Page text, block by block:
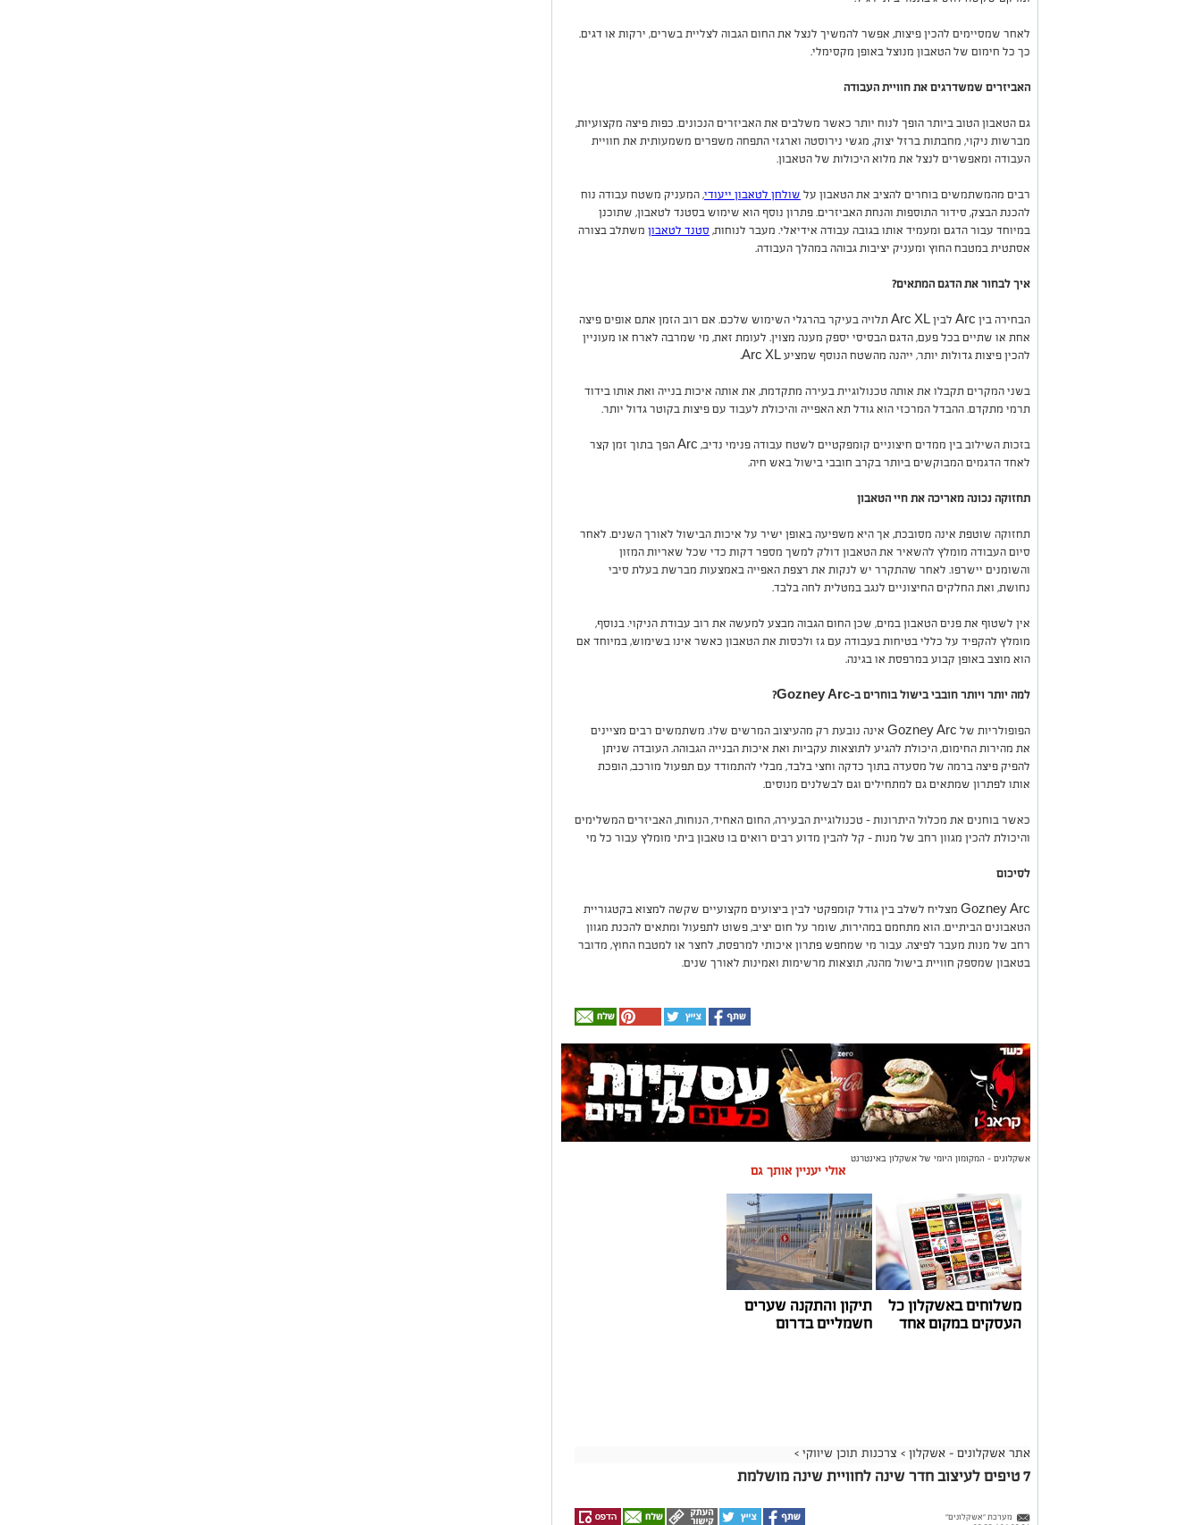
לאחר שמסיימים להכין פיצות, אפשר להמשיך לנצל את החום הגבוה לצליית בשרים, ירקות או דגים.
כך כל חימום של הטאבון מנוצל באופן מקסימלי.
האביזרים שמשדרגים את חוויית העבודה
גם הטאבון הטוב ביותר הופך לנוח יותר כאשר משלבים את האביזרים הנכונים. כפות פיצה מקצועיות,
מברשות ניקוי, מחבתות ברזל יצוק, מגשי נירוסטה וארגזי התפחה משפרים משמעותית את חוויית
העבודה ומאפשרים לנצל את מלוא היכולות של הטאבון.
רבים מהמשתמשים בוחרים להציב את הטאבון על שולחן לטאבון ייעודי, המעניק משטח עבודה נוח
להכנת הבצק, סידור התוספות והנחת האביזרים. פתרון נוסף הוא שימוש בסטנד לטאבון, שתוכנן
במיוחד עבור הדגם ומעמיד אותו בגובה עבודה אידיאלי. מעבר לנוחות, סטנד לטאבון משתלב בצורה
אסתטית במטבח החוץ ומעניק יציבות גבוהה במהלך העבודה.
איך לבחור את הדגם המתאים?
הבחירה בין Arc לבין Arc XL תלויה בעיקר בהרגלי השימוש שלכם. אם רוב הזמן אתם אופים פיצה
אחת או שתיים בכל פעם, הדגם הבסיסי יספק מענה מצוין. לעומת זאת, מי שמרבה לארח או מעוניין
להכין פיצות גדולות יותר, ייהנה מהשטח הנוסף שמציע Arc XL.
בשני המקרים תקבלו את אותה טכנולוגיית בעירה מתקדמת, את אותה איכות בנייה ואת אותו בידוד
תרמי מתקדם. ההבדל המרכזי הוא גודל תא האפייה והיכולת לעבוד עם פיצות בקוטר גדול יותר.
בזכות השילוב בין ממדים חיצוניים קומפקטיים לשטח עבודה פנימי נדיב, Arc הפך בתוך זמן קצר
לאחד הדגמים המבוקשים ביותר בקרב חובבי בישול באש חיה.
תחזוקה נכונה מאריכה את חיי הטאבון
תחזוקה שוטפת אינה מסובכת, אך היא משפיעה באופן ישיר על איכות הבישול לאורך השנים. לאחר
סיום העבודה מומלץ להשאיר את הטאבון דולק למשך מספר דקות כדי שכל שאריות המזון
והשומנים יישרפו. לאחר שהתקרר יש לנקות את רצפת האפייה באמצעות מברשת בעלת סיבי
נחושת, ואת החלקים החיצוניים לנגב במטלית לחה בלבד.
אין לשטוף את פנים הטאבון במים, שכן החום הגבוה מבצע למעשה את רוב עבודת הניקוי. בנוסף,
מומלץ להקפיד על כללי בטיחות בעבודה עם גז ולכסות את הטאבון כאשר אינו בשימוש, במיוחד אם
הוא מוצב באופן קבוע במרפסת או בגינה.
למה יותר ויותר חובבי בישול בוחרים ב-Gozney Arc?
הפופולריות של Gozney Arc אינה נובעת רק מהעיצוב המרשים שלו. משתמשים רבים מציינים
את מהירות החימום, היכולת להגיע לתוצאות עקביות ואת איכות הבנייה הגבוהה. העובדה שניתן
להפיק פיצה ברמה של מסעדה בתוך כדקה וחצי בלבד, מבלי להתמודד עם תפעול מורכב, הופכת
אותו לפתרון שמתאים גם למתחילים וגם לבשלנים מנוסים.
כאשר בוחנים את מכלול היתרונות – טכנולוגיית הבעירה, החום האחיד, הנוחות, האביזרים המשלימים
והיכולת להכין מגוון רחב של מנות – קל להבין מדוע רבים רואים בו טאבון ביתי מומלץ עבור כל מי
לסיכום
Gozney Arc מצליח לשלב בין גודל קומפקטי לבין ביצועים מקצועיים שקשה למצוא בקטגוריית
הטאבונים הביתיים. הוא מתחמם במהירות, שומר על חום יציב, פשוט לתפעול ומתאים להכנת מגוון
רחב של מנות מעבר לפיצה. עבור מי שמחפש פתרון איכותי למרפסת, לחצר או למטבח החוץ, מדובר
בטאבון שמספק חוויית בישול מהנה, תוצאות מרשימות ואמינות לאורך שנים.
אשקלונים - המקומון היומי של אשקלון באינטרנט
אולי יעניין אותך גם
משלוחים באשקלון כל
העסקים במקום אחד
תיקון והתקנה שערים
חשמליים בדרום
אתר אשקלונים - אשקלון > צרכנות תוכן שיווקי >
7 טיפים לעיצוב חדר שינה לחוויית שינה מושלמת
מערכת "אשקלונים"